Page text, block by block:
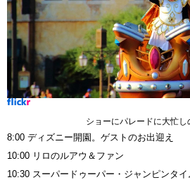
ショーにパレードに大忙し
8:00 ディズニー開園。ゲストのお出迎え
10:00 リロのルアウ＆ファン
10:30 スーパードゥーパー・ジャンピンタイ